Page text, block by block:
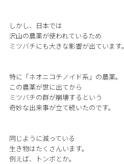
しかし、日本では
沢山の農薬が使われているため
ミツバチにも大きな影響が出ています。
特に「ネオニコチノイド系」の農薬。
この農薬が世に出てから
ミツバチの群が崩壊するという
奇妙な出来事が立て続いたのです。
同じように減っている
生き物はたくさんいます。
例えば、トンボとか。